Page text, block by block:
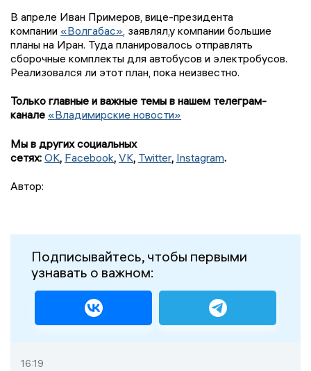
В апреле Иван Примеров, вице-президента
компании «Волгабас», заявлял,у компании большие
планы на Иран. Туда планировалось отправлять
сборочные комплекты для автобусов и электробусов.
Реализовался ли этот план, пока неизвестно.
Только главные и важные темы в нашем телеграм-
канале «Владимирские новости»
Мы в других социальных
сетях: OK, Facebook, VK, Twitter, Instagram.
Автор:
Подписывайтесь, чтобы первыми
узнавать о важном:
16:19